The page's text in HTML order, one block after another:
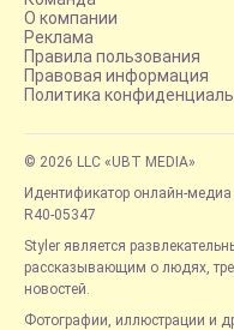
О компании
Реклама
Правила пользования
Правовая информация
Политика
© 2026 LLC «UBT MEDIA»
Идентификатор онлайн-медиа
R40-05347
Styler является
рассказывающим о людях,
новостей.
Фотографии, иллюстрации и